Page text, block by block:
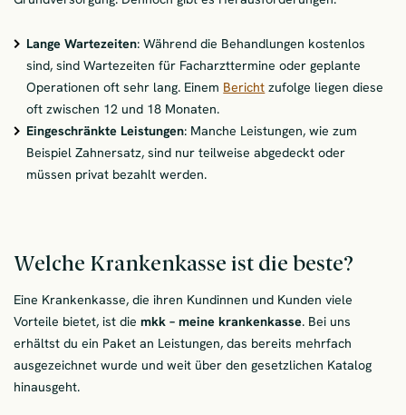
Lange Wartezeiten: Während die Behandlungen kostenlos
sind, sind Wartezeiten für Facharzttermine oder geplante
Operationen oft sehr lang. Einem Bericht zufolge liegen diese
oft zwischen 12 und 18 Monaten.
Eingeschränkte Leistungen: Manche Leistungen, wie zum
Beispiel Zahnersatz, sind nur teilweise abgedeckt oder
müssen privat bezahlt werden.
Welche Krankenkasse ist die beste?
Eine Krankenkasse, die ihren Kundinnen und Kunden viele
Vorteile bietet, ist die mkk – meine krankenkasse. Bei uns
erhältst du ein Paket an Leistungen, das bereits mehrfach
ausgezeichnet wurde und weit über den gesetzlichen Katalog
hinausgeht.